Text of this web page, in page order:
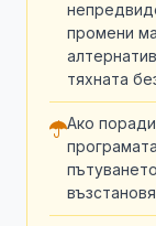
промени
тяхната
Ако